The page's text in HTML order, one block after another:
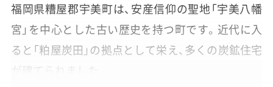
福岡県糟屋郡宇美町は、安産信仰の聖地「宇美八幡
宮」を中心とした古い歴史を持つ町です。近代に入
ると「粕屋炭田」の拠点として栄え、多くの炭鉱住宅